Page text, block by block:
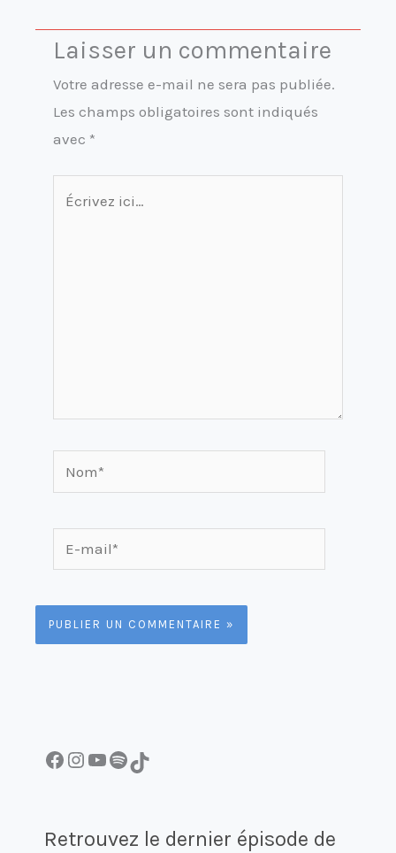
Laisser un commentaire
Votre adresse e-mail ne sera pas publiée.
Les champs obligatoires sont indiqués
avec *
mail*
Facebook InstagramYouTube Spotify TikTok
Retrouvez le dernier épisode de